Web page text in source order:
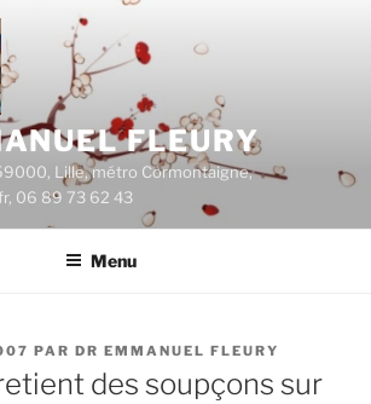
FLEURY
Lille, métro Cormontaigne,
06 89 73 62 43
Menu
PAR DR EMMANUEL FLEURY
des soupçons sur